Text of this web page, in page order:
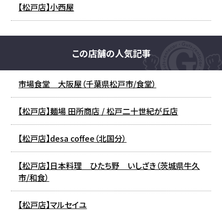
【松戸店】小西屋
この店舗の人気記事
市場食堂 大阪屋（千葉県松戸市/食堂）
【松戸店】麺場 田所商店 / 松戸二十世紀が丘店
【松戸店】desa coffee（北国分）
【松戸店】日本料理 ひたち野 いしざき（茨城県牛久
市/和食）
【松戸店】マルセイユ